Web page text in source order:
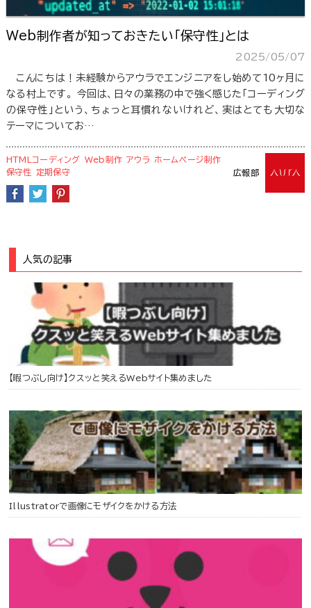
Web制作者が知っておきたい「保守性」とは
2025/05/07
こんにちは！未経験からアウラでエンジニアをし始めて10ヶ月に
なる村上です。 今回は、日々の業務の中で強く感じた「コーディング
の保守性」という、ちょっと耳慣れないけれど、実はとても大切な
テーマについてお…
広報部
HTMLコーディング Web制作 アウラ
ホームページ制作
保守性
定期保守
人気の記事
【暇つぶし向け】クスッと笑えるWebサイト集めました
Illustratorで画像にモザイクをかける方法